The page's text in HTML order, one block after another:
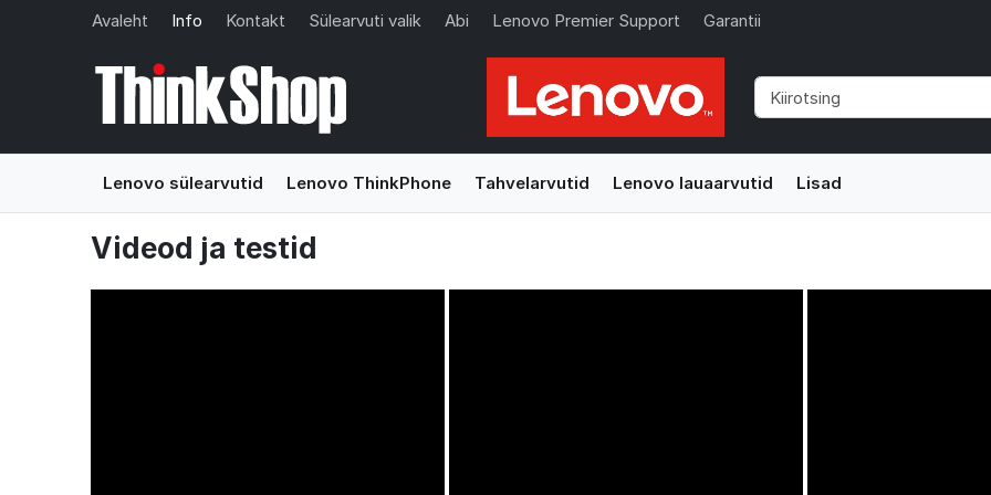
Avaleht Info Kontakt Sülearvuti valik Abi Lenovo Premier Support Garantii
Lenovo sülearvutid Lenovo ThinkPhone Tahvelarvutid Lenovo lauaarvutid Lisad
Videod ja testid